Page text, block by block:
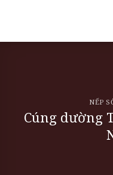
NẾP
Cúng dường